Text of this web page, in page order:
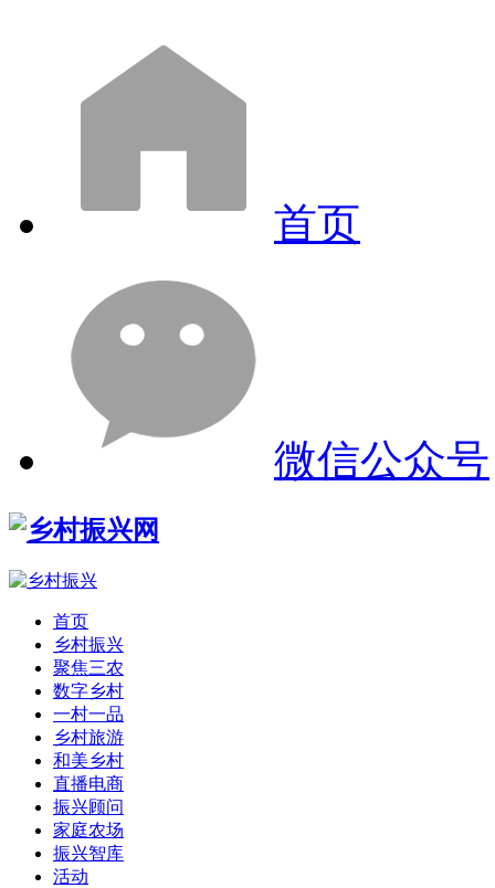
首页
微信公众号
首页
乡村振兴
聚焦三农
数字乡村
一村一品
乡村旅游
和美乡村
直播电商
振兴顾问
家庭农场
振兴智库
活动